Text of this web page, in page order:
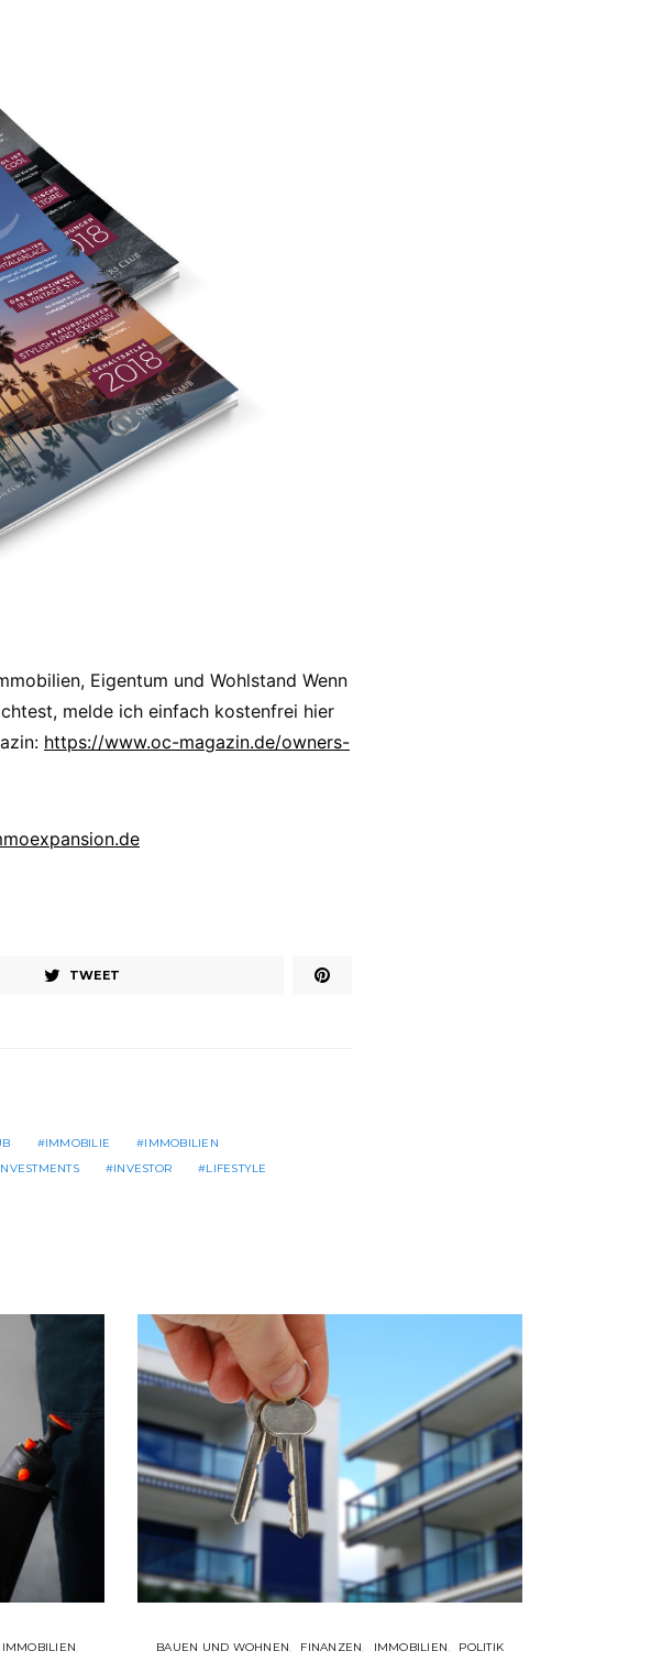
Eigentum und Wohlstand Wenn
melde ich einfach kostenfrei hier
https://www.oc-magazin.de/owners-
TWEET
IMMOBILIE
IMMOBILIEN
INVESTOR
LIFESTYLE
IMMOBILIEN
BAUEN UND WOHNEN FINANZEN IMMOBILIEN POLITIK